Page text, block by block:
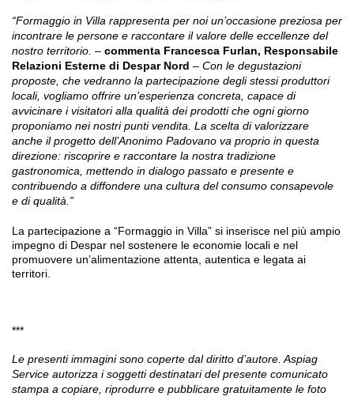
“Formaggio in Villa rappresenta per noi un’occasione preziosa per
incontrare le persone e raccontare il valore delle eccellenze del
nostro territorio. – commenta Francesca Furlan, Responsabile
Relazioni Esterne di Despar Nord – Con le degustazioni
proposte, che vedranno la partecipazione degli stessi produttori
locali, vogliamo offrire un’esperienza concreta, capace di
avvicinare i visitatori alla qualità dei prodotti che ogni giorno
proponiamo nei nostri punti vendita. La scelta di valorizzare
anche il progetto dell’Anonimo Padovano va proprio in questa
direzione: riscoprire e raccontare la nostra tradizione
gastronomica, mettendo in dialogo passato e presente e
contribuendo a diffondere una cultura del consumo consapevole
e di qualità.”
La partecipazione a “Formaggio in Villa” si inserisce nel più ampio
impegno di Despar nel sostenere le economie locali e nel
promuovere un’alimentazione attenta, autentica e legata ai
territori.
***
Le presenti immagini sono coperte dal diritto d’autore. Aspiag
Service autorizza i soggetti destinatari del presente comunicato
stampa a copiare, riprodurre e pubblicare gratuitamente le foto